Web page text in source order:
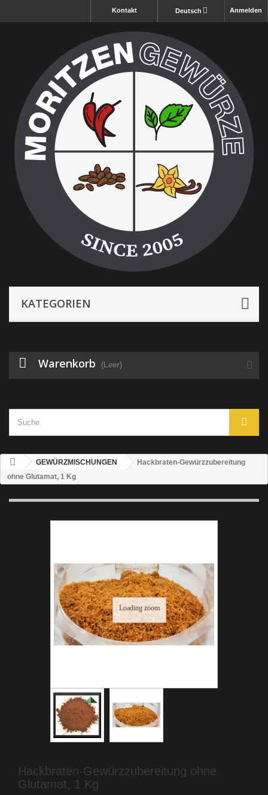
Anmelden
Deutsch
Kontakt
KATEGORIEN
Warenkorb (Leer)
GEWÜRZMISCHUNGEN
Hackbraten-Gewürzzubereitung
ohne Glutamat, 1 Kg
Loading zoom
Hackbraten-Gewürzzubereitung ohne
Glutamat, 1 Kg